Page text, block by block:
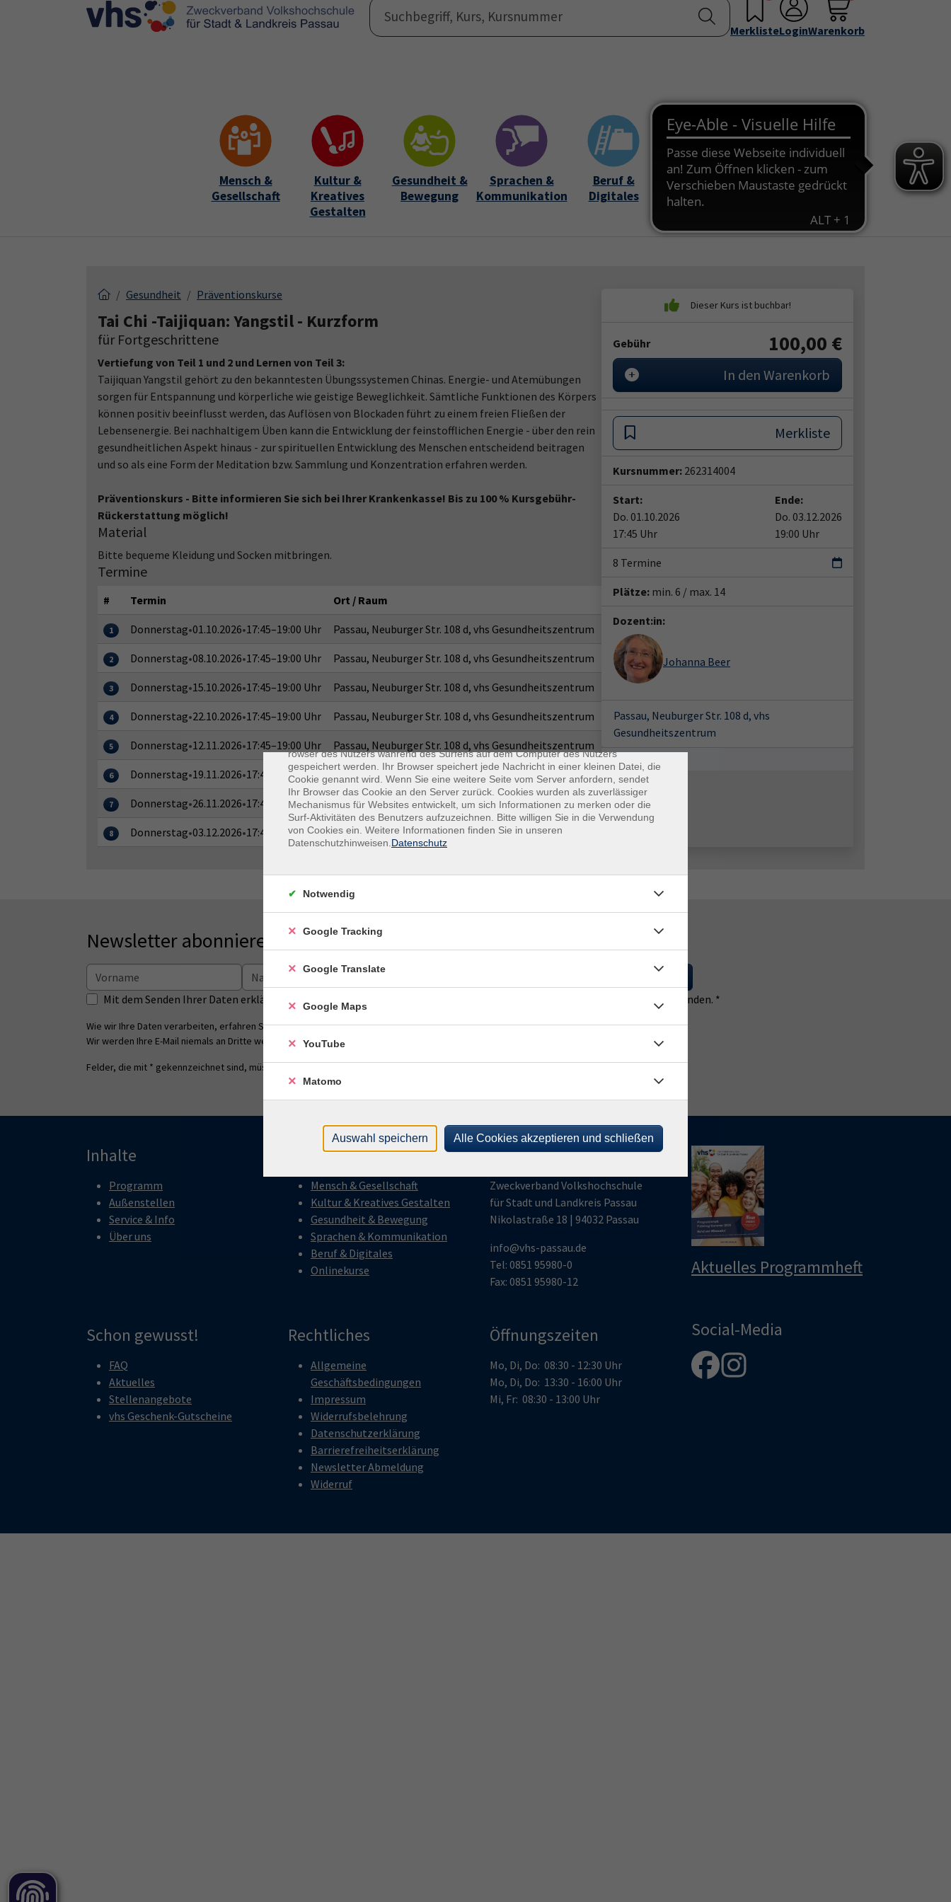
Skip to main content
Skip to page footer Programm Submenu for "Programm"Submenu for "Außenstellen"
Service & Info Submenu for "Service & Info"
Über uns
MerklisteLoginWarenkorb
Mensch &
Gesellschaft
Kultur &
Kreatives
Gestalten
Gesundheit &
Bewegung
Sprachen &
Kommunikation
Beruf &
Digitales
Onlinekurse
Gesundheit Präventionskurse
Tai Chi -Taijiquan: Yangstil - Kurzform
für Fortgeschrittene
Vertiefung von Teil 1 und 2 und Lernen von Teil 3:
Taijiquan Yangstil gehört zu den bekanntesten Übungssystemen Chinas. Energie- und Atemübungen
sorgen für Entspannung und körperliche wie geistige Beweglichkeit. Sämtliche Funktionen des Körpers
können positiv beeinflusst werden, das Auflösen von Blockaden führt zu einem freien Fließen der
Lebensenergie. Bei nachhaltigem Üben kann die Entwicklung der feinstofflichen Energie - über den rein
gesundheitlichen Aspekt hinaus - zur spirituellen Entwicklung des Menschen entscheidend beitragen
und so als eine Form der Meditation bzw. Sammlung und Konzentration erfahren werden.
Präventionskurs - Bitte informieren Sie sich bei Ihrer Krankenkasse! Bis zu 100 % Kursgebühr-
Rückerstattung möglich!
Material
Bitte bequeme Kleidung und Socken mitbringen.
Termine
# Termin Ort / Raum
1 Donnerstag•01.10.2026•17:45–19:00 Uhr Passau, Neuburger Str. 108 d, vhs Gesundheitszentrum
2 Donnerstag•08.10.2026•17:45–19:00 Uhr Passau, Neuburger Str. 108 d, vhs Gesundheitszentrum
3 Donnerstag•15.10.2026•17:45–19:00 Uhr Passau, Neuburger Str. 108 d, vhs Gesundheitszentrum
4 Donnerstag•22.10.2026•17:45–19:00 Uhr Passau, Neuburger Str. 108 d, vhs Gesundheitszentrum
5 Donnerstag•12.11.2026•17:45–19:00 Uhr Passau, Neuburger Str. 108 d, vhs Gesundheitszentrum
6 Donnerstag•19.11.2026•17:45–19:00 Uhr Passau, Neuburger Str. 108 d, vhs Gesundheitszentrum
7 Donnerstag•26.11.2026•17:45–19:00 Uhr Passau, Neuburger Str. 108 d, vhs Gesundheitszentrum
8 Donnerstag•03.12.2026•17:45–19:00 Uhr Passau, Neuburger Str. 108 d, vhs Gesundheitszentrum
Gebühr 100,00 €
In den Warenkorb
Merkliste
Kursnummer: 262314004
Start:
Do. 01.10.2026
17:45 Uhr
Ende:
Do. 03.12.2026
19:00 Uhr
8 Termine
Plätze: min. 6 / max. 14
Dozent:in:
Johanna Beer
Passau, Neuburger Str. 108 d, vhs
Gesundheitszentrum
Newsletter abonnieren
Mit dem Senden Ihrer Daten erklären Sie sich mit der Verarbeitung gemäß unseren Datenschutzbestimmungen einverstanden. *
Wie wir Ihre Daten verarbeiten, erfahren Sie in unserenDatenschutzbestimmungen.
Wir werden Ihre E-Mail niemals an Dritte weitergeben.
Felder, die mit * gekennzeichnet sind, müssen ausgefüllt werden.
Inhalte
Programm
Außenstellen
Service & Info
Über uns
Programm
Mensch & Gesellschaft
Kultur & Kreatives Gestalten
Gesundheit & Bewegung
Sprachen & Kommunikation
Beruf & Digitales
Onlinekurse
vhs Passau
Zweckverband Volkshochschule
für Stadt und Landkreis Passau
Nikolastraße 18 | 94032 Passau
info@vhs-passau.de
Tel: 0851 95980-0
Fax: 0851 95980-12
Aktuelles Programmheft
Schon gewusst!
FAQ
Aktuelles
Stellenangebote
vhs Geschenk-Gutscheine
Rechtliches
Allgemeine
Geschäftsbedingungen
Impressum
Widerrufsbelehrung
Datenschutzerklärung
Barrierefreiheitserklärung
Newsletter Abmeldung
Widerruf
Öffnungszeiten
Mo, Di, Do: 08:30 - 12:30 Uhr
Mo, Di, Do: 13:30 - 16:00 Uhr
Mi, Fr: 08:30 - 13:00 Uhr
Social-Media
Datenschutz
Cookies sind kleine Datenmengen, die von einer Website gesendet und vom Webb
rowser des Nutzers während des Surfens auf dem Computer des Nutzers
gespeichert werden. Ihr Browser speichert jede Nachricht in einer kleinen Datei, die
Cookie genannt wird. Wenn Sie eine weitere Seite vom Server anfordern, sendet
Ihr Browser das Cookie an den Server zurück. Cookies wurden als zuverlässiger
Mechanismus für Websites entwickelt, um sich Informationen zu merken oder die
Surf-Aktivitäten des Benutzers aufzuzeichnen. Bitte willigen Sie in die Verwendung
von Cookies ein. Weitere Informationen finden Sie in unseren
Datenschutzhinweisen. Datenschutz
×
Notwendig
Google Tracking
Google Translate
Google Maps
YouTube
Matomo
Auswahl speichern Alle Cookies akzeptieren und schließen